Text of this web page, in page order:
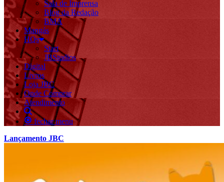
Sala de Imprensa
Blog da Redação
BMA
Mangás
HQs
Start
JBStudios
Digital
Livros
Loja JBC
Onde Comprar
Atendimento
fechar menu
Lançamento JBC